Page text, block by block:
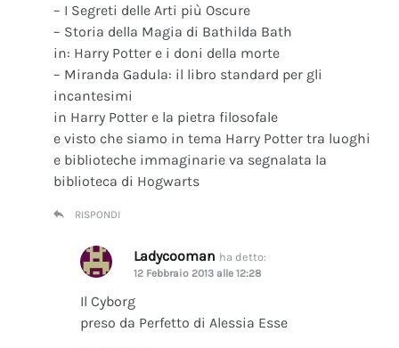
– I Segreti delle Arti più Oscure
– Storia della Magia di Bathilda Bath
in: Harry Potter e i doni della morte
– Miranda Gadula: il libro standard per gli
incantesimi
in Harry Potter e la pietra filosofale
e visto che siamo in tema Harry Potter tra luoghi
e biblioteche immaginarie va segnalata la
biblioteca di Hogwarts
RISPONDI
Ladycooman ha detto:
12 Febbraio 2013 alle 12:28
Il Cyborg
preso da Perfetto di Alessia Esse